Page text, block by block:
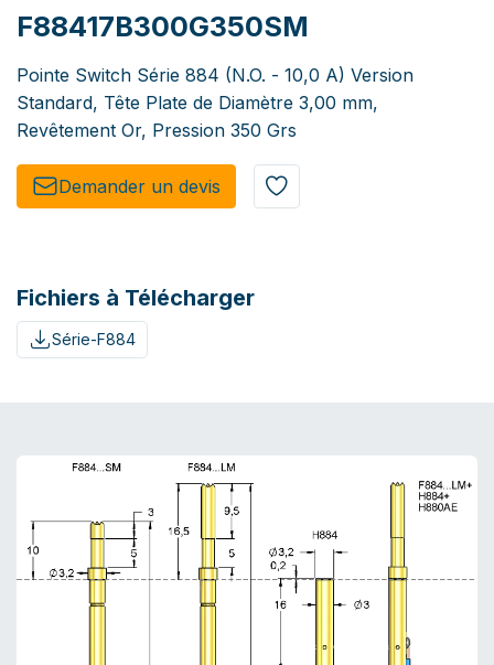
F88417B300G350SM
Pointe Switch Série 884 (N.O. - 10,0 A) Version
Standard, Tête Plate de Diamètre 3,00 mm,
Revêtement Or, Pression 350 Grs
Demander un de​​vis​​
Fichiers à Télécharger
Série-F884